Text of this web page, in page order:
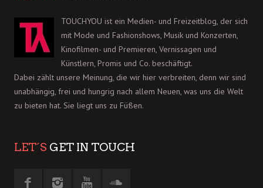
TOUCHYOU ist ein Medien- und Freizeitblog, der sich
mit Mode und Fashionshows, Musik und Konzerten,
Kinofilmen- und Premieren, Vernissagen und
Künstlern, Promis und Co. beschäftigt.
Dabei zählt unsere Meinung, die wir hier verbreiten, denn wir sind
unabhängig, frei und hungrig nach allem Neuen, was uns die Welt
zu bieten hat. Sie liegt uns zu Füßen.
LET´S GET IN TOUCH